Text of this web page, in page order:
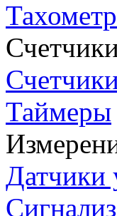
Таймеры
Датчики